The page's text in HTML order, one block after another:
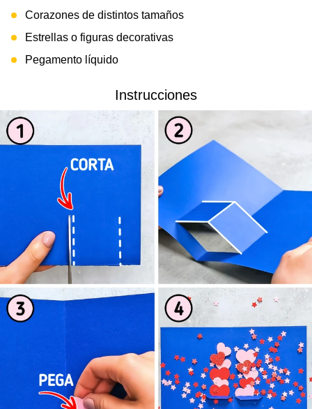
Corazones de distintos tamaños
Estrellas o figuras decorativas
Pegamento líquido
Instrucciones